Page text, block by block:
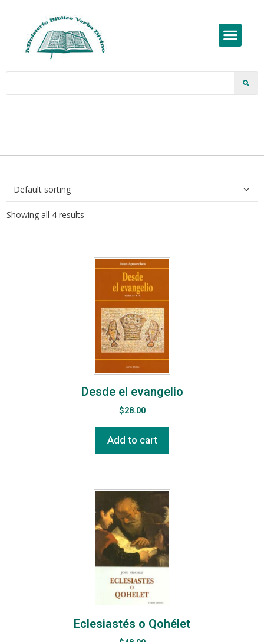
Showing all 4 results
Desde el evangelio
$28.00
Add to cart
Eclesiastés o Qohélet